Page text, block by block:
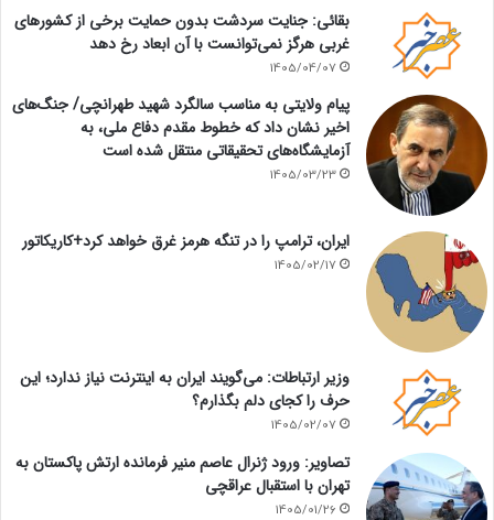
بقائی: جنایت سردشت بدون حمایت برخی از کشورهای
غربی هرگز نمی‌توانست با آن ابعاد رخ دهد
1405/04/07
پیام ولایتی به مناسب سالگرد شهید طهرانچی/ جنگ‌های
اخیر نشان داد که خطوط مقدم دفاع ملی، به
آزمایشگاه‌های تحقیقاتی منتقل شده است
1405/03/23
ایران، ترامپ را در تنگه هرمز غرق خواهد کرد+کاریکاتور
1405/02/17
وزیر ارتباطات: می‌گویند ایران به اینترنت نیاز ندارد؛ این
حرف را کجای دلم بگذارم؟
1405/02/07
تصاویر: ورود ژنرال عاصم منیر فرمانده ارتش پاکستان به
تهران با استقبال عراقچی
1405/01/26